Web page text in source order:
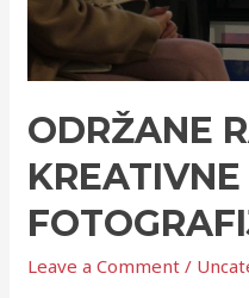
ODRŽANE
KREATIVNE
Leave a Comment /